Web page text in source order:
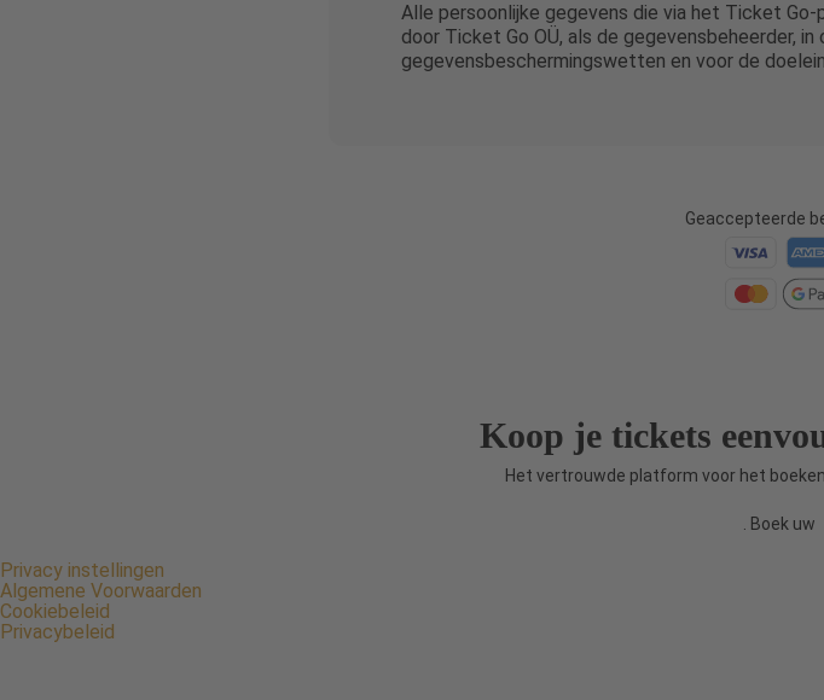
Alle persoonlijke gegevens die via het Ticket
door Ticket Go OÜ, als de gegevensbeheerder,
gegevensbeschermingswetten en voor de
Geaccepteerde
Koop je tickets
Het vertrouwde platform voor het
. Boek uw
Privacy instellingen
Algemene Voorwaarden
Cookiebeleid
Privacybeleid